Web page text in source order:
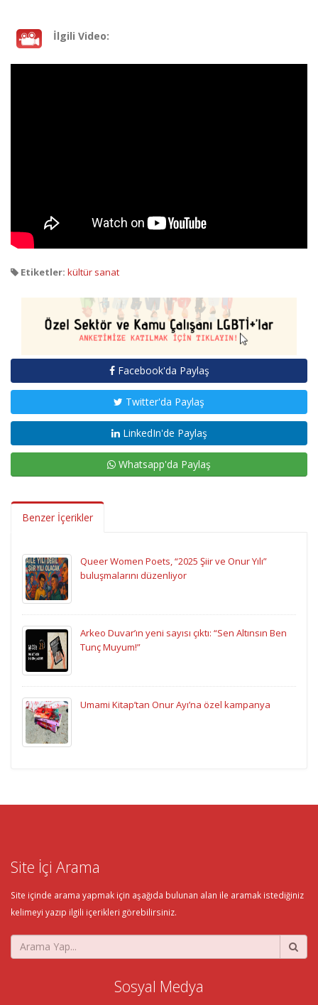
İlgili Video:
Etiketler: kültür sanat
Facebook'da Paylaş
Twitter'da Paylaş
LinkedIn'de Paylaş
Whatsapp'da Paylaş
Benzer İçerikler
Queer Women Poets, “2025 Şiir ve Onur Yılı”
buluşmalarını düzenliyor
Arkeo Duvar’ın yeni sayısı çıktı: “Sen Altınsın Ben
Tunç Muyum!”
Umami Kitap’tan Onur Ayı’na özel kampanya
Site İçi Arama
Site içinde arama yapmak için aşağıda bulunan alan ile aramak istediğiniz
kelimeyi yazıp ilgili içerikleri görebilirsiniz.
Sosyal Medya